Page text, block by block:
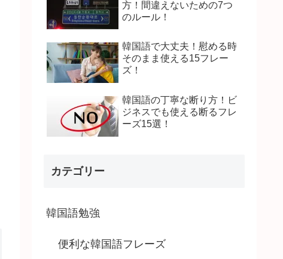
方！間違えないための7つ
のルール！
韓国語で大丈夫！慰める時
そのまま使える15フレー
ズ！
韓国語の丁寧な断り方！ビ
ジネスでも使える断るフレ
ーズ15選！
カテゴリー
韓国語勉強
便利な韓国語フレーズ